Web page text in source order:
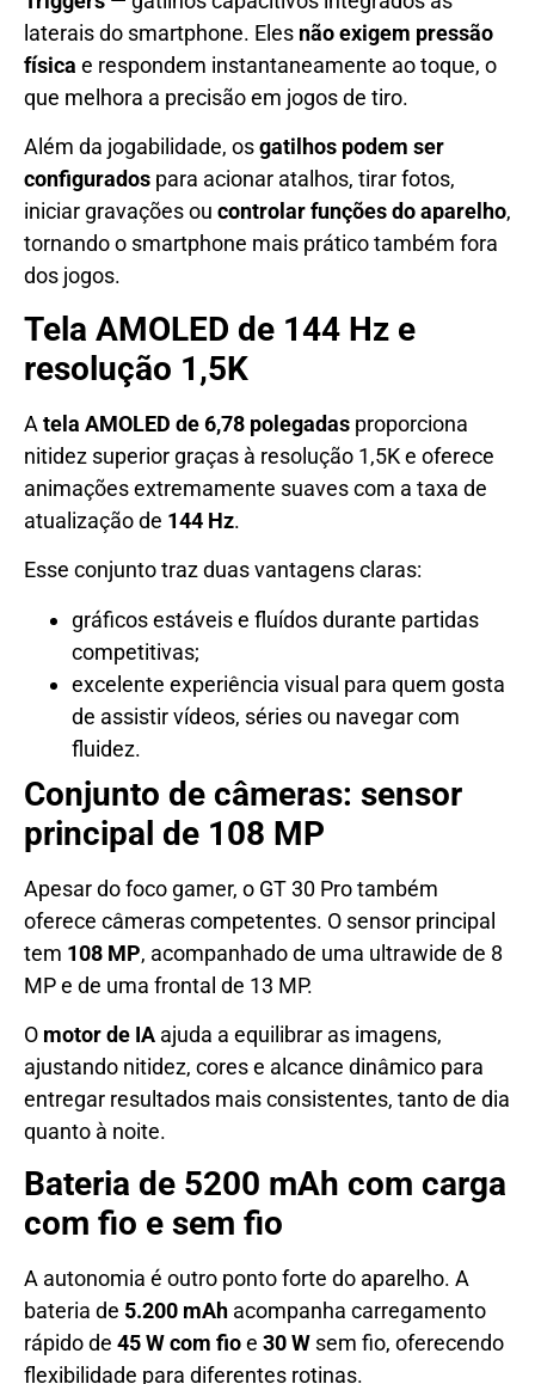
laterais do smartphone. Eles não exigem pressão
física e respondem instantaneamente ao toque, o
que melhora a precisão em jogos de tiro.
Além da jogabilidade, osgatilhos podem ser
configurados para acionar atalhos, tirar fotos,
iniciar gravações ou controlar funções do aparelho,
tornando o smartphone mais prático também fora
dos jogos.
Tela AMOLED de 144 Hz e
resolução 1,5K
A tela AMOLED de 6,78 polegadas proporciona
nitidez superior graças à resolução 1,5K e oferece
animações extremamente suaves com a taxa de
atualização de 144 Hz.
Esse conjunto traz duas vantagens claras:
gráficos estáveis e fluídos durante partidas
competitivas;
excelente experiência visual para quem gosta
de assistir vídeos, séries ou navegar com
fluidez.
Conjunto de câmeras: sensor
principal de 108 MP
Apesar do foco gamer, o GT 30 Pro também
oferece câmeras competentes. O sensor principal
tem 108 MP, acompanhado de uma ultrawide de 8
MP e de uma frontal de 13 MP.
O motor de IA ajuda a equilibrar as imagens,
ajustando nitidez, cores e alcance dinâmico para
entregar resultados mais consistentes, tanto de dia
quanto à noite.
Bateria de 5200 mAh com carga
com fio e sem fio
A autonomia é outro ponto forte do aparelho. A
bateria de 5.200 mAh acompanha carregamento
rápido de 45 W com fioe 30 W sem fio, oferecendo
flexibilidade para diferentes rotinas.